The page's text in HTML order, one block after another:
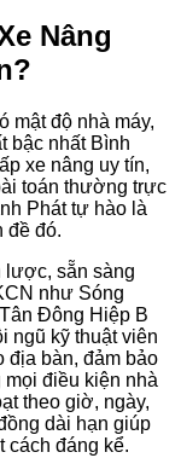
Nâng
mật độ nhà máy,
bậc nhất Bình
xe nâng uy tín,
toán thường trực
Phát tự hào là
đề đó.
lược, sẵn sàng
như Sóng
Đông Hiệp B
ngũ kỹ thuật viên
địa bàn, đảm bảo
mọi điều kiện nhà
theo giờ, ngày,
dài hạn giúp
cách đáng kể.